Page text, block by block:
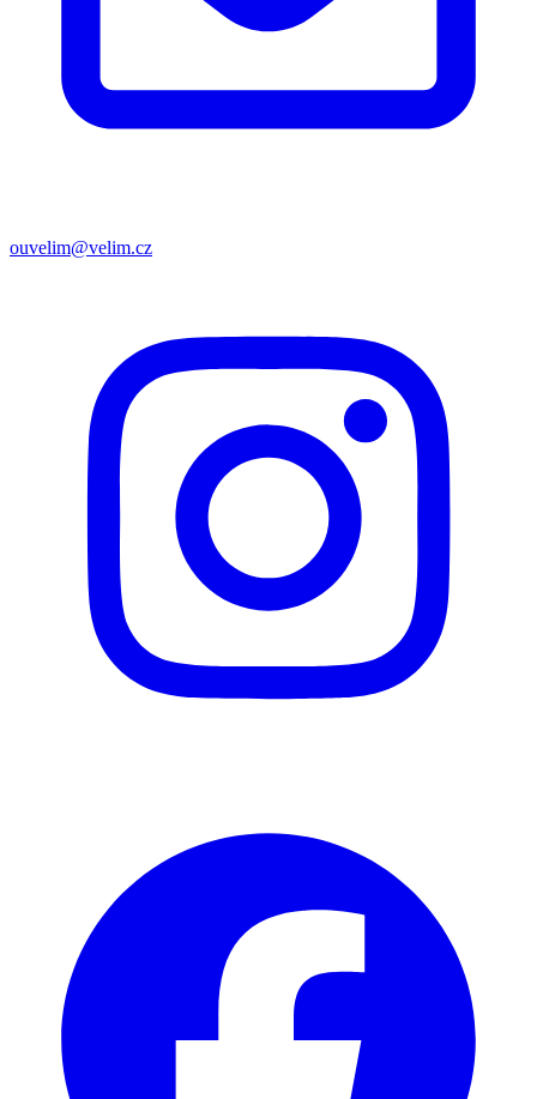
ouvelim@velim.cz